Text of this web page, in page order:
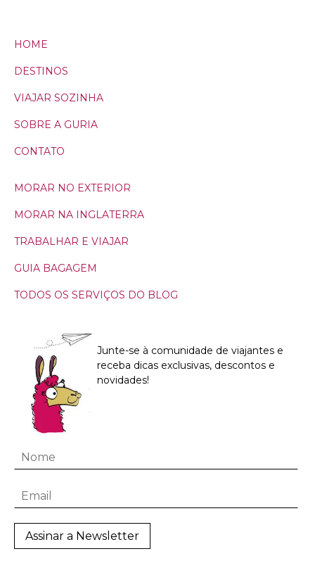
HOME
DESTINOS
VIAJAR SOZINHA
SOBRE A GURIA
CONTATO
MORAR NO EXTERIOR
MORAR NA INGLATERRA
TRABALHAR E VIAJAR
GUIA BAGAGEM
TODOS OS SERVIÇOS DO BLOG
Junte-se à comunidade de viajantes e
receba dicas exclusivas, descontos e
novidades!